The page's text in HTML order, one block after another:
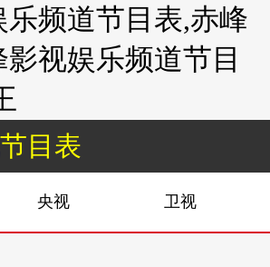
频道节目表,赤峰
视娱乐频道节目
目表
央视 卫视